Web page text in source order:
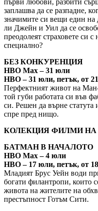
първи любови, разбити
заплашва да се разпадне,
значимите си вещи един на
ли Джейн и Уил да се
преодолеят страховете си
специално?
БЕЗ КОНКУРЕНЦИЯ
HBO Max – 31 юли
HBO – 31 юли, петък, от
Перфектният живот на Ман-
той губи работата си във
си. Решен да върне статута
спре пред нищо.
КОЛЕКЦИЯ ФИЛМИ
БАТМАН В НАЧАЛОТО
HBO Max – 4 юли
HBO – 17 юли, петък, от
Младият Брус Уейн води
богати филантропи, които
живота на жителите на
престъпност Готъм Сити.